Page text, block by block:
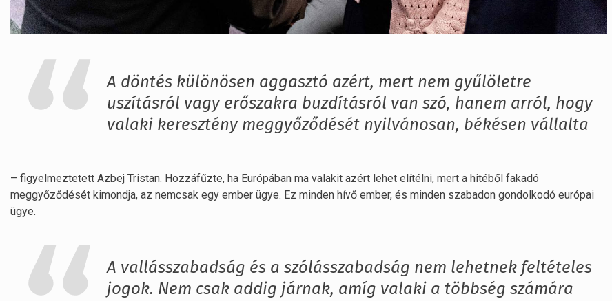
A döntés különösen aggasztó azért, mert nem gyűlöletre
uszításról vagy erőszakra buzdításról van szó, hanem arról, hogy
valaki keresztény meggyőződését nyilvánosan, békésen vállalta
– figyelmeztetett Azbej Tristan. Hozzáfűzte, ha Európában ma valakit azért lehet elítélni, mert a hitéből fakadó
meggyőződését kimondja, az nemcsak egy ember ügye. Ez minden hívő ember, és minden szabadon gondolkodó európai
ügye.
A vallásszabadság és a szólásszabadság nem lehetnek feltételes
jogok. Nem csak addig járnak, amíg valaki a többség számára